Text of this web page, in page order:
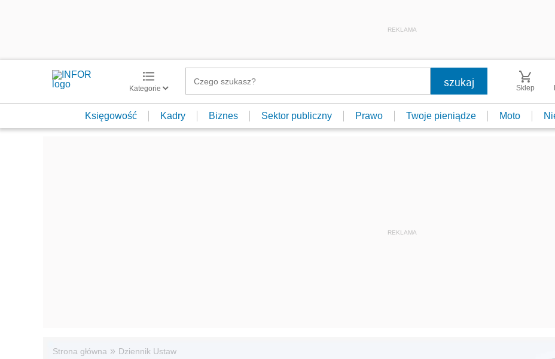
REKLAMA
Kategorie Sklep
Księgowość Kadry Biznes Sektor publiczny Prawo Twoje pieniądze Moto
Strona główna » Dziennik Ustaw